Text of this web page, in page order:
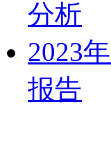
分析
2023
报告